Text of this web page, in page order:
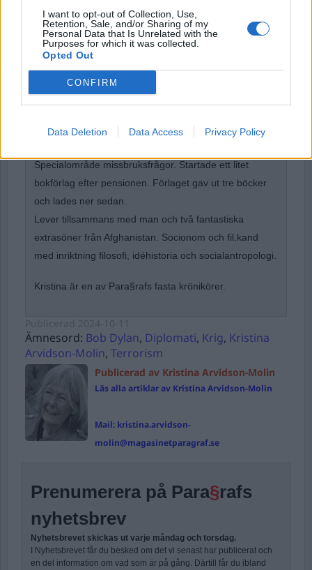
I want to opt-out of Collection, Use,
Retention, Sale, and/or Sharing of my
Personal Data that Is Unrelated with the
Purposes for which it was collected.
Opted Out
CONFIRM
Data Deletion Data Access Privacy Policy
Forgot Password
Stöd Para§raf – magasinet som hatas av högertrollen
Kristina Arvidson-Molinhar varit verksamhetschef för
av stadsdelarna i Göteborg.
Specialområde missbruksfrågor. Startade ett litet
bokförlag efter pensionen. Förlaget gav ut tre böcker
och lades ner sedan.
Lever tillsammans med man och två fantastiska
extrasöner från Afghanistan. Socionom och fil.kand
med inriktning filosofi, idéhistoria och socialantropologi.
Kristina är en av Para§rafs fasta krönikörer.
Ämnesord: Bob Dylan, Diplomati, Krig, Kristina
Arvidson-Molin, Terrorism
Publicerad av Kristina Arvidson-Molin
Läs alla artiklar av Kristina Arvidson-Molin
Mail: kristina.arvidson-
molin@magasinetparagraf.se
Prenumerera på Para§rafs
nyhetsbrev
Nyhetsbrevet skickas ut varje måndag och torsdag.
I Nyhetsbrevet får du besked om det vi senast har publicerat och
en del information om vad som är på gång. Därtill får du ibland